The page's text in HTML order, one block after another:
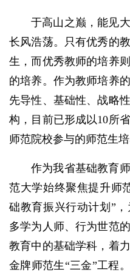
于高山之巅，能见
长风浩荡。只有优秀的
生，而优秀教师的培养
的培养。作为教师培养
先导性、基础性、战略
构，目前已形成以10所
师范院校参与的师范生培
作为我省基础教育
范大学始终聚焦提升师
础教育振兴行动计划”
多学为人师、行为世范
教育中的基础学科，着
金牌师范生“三金”工程